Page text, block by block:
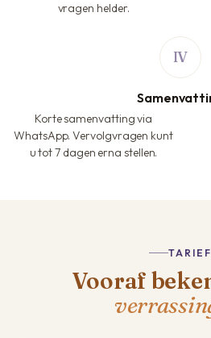
vragen helder.
Korte samenvatting via
WhatsApp. Vervolgvragen kunt
u tot 7 dagen erna stellen.
TARIEF
Vooraf